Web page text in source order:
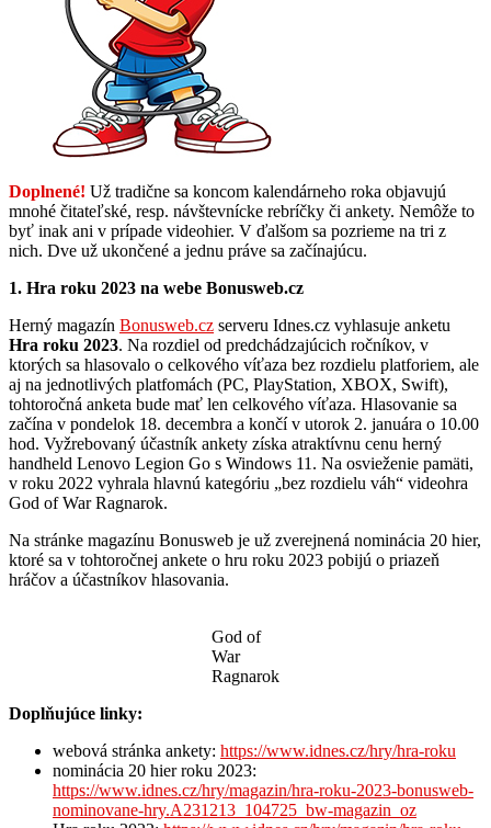
Doplnené! Už tradične sa koncom kalendárneho roka objavujú
mnohé čitateľské, resp. návštevnícke rebríčky či ankety. Nemôže to
byť inak ani v prípade videohier. V ďalšom sa pozrieme na tri z
nich. Dve už ukončené a jednu práve sa začínajúcu.
1. Hra roku 2023 na webe Bonusweb.cz
Herný magazín Bonusweb.cz serveru Idnes.cz vyhlasuje anketu
Hra roku 2023. Na rozdiel od predchádzajúcich ročníkov, v
ktorých sa hlasovalo o celkového víťaza bez rozdielu platforiem, ale
aj na jednotlivých platfomách (PC, PlayStation, XBOX, Swift),
tohtoročná anketa bude mať len celkového víťaza. Hlasovanie sa
začína v pondelok 18. decembra a končí v utorok 2. januára o 10.00
hod. Vyžrebovaný účastník ankety získa atraktívnu cenu herný
handheld Lenovo Legion Go s Windows 11. Na osvieženie pamäti,
v roku 2022 vyhrala hlavnú kategóriu „bez rozdielu váh“ videohra
God of War Ragnarok.
Na stránke magazínu Bonusweb je už zverejnená nominácia 20 hier,
ktoré sa v tohtoročnej ankete o hru roku 2023 pobijú o priazeň
hráčov a účastníkov hlasovania.
God of
War
Ragnarok
Doplňujúce linky:
webová stránka ankety: https://www.idnes.cz/hry/hra-roku
nominácia 20 hier roku 2023:
https://www.idnes.cz/hry/magazin/hra-roku-2023-bonusweb-
nominovane-hry.A231213_104725_bw-magazin_oz